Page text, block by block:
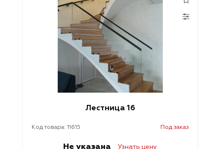
Лестница 16
Код товара: 11615 Под заказ
Не указана Узнать цену